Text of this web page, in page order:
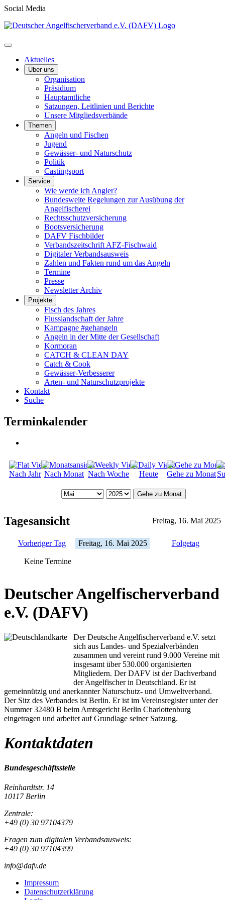
Social Media
Aktuelles
Über uns
Organisation
Präsidium
Hauptamtliche
Satzungen, Leitlinien und Berichte
Unsere Mitgliedsverbände
Themen
Angeln und Fischen
Jugend
Gewässer- und Naturschutz
Politik
Castingsport
Service
Wie werde ich Angler?
Bundesweite Regelungen zur Ausübung der
Angelfischerei
Rechtsschutzversicherung
Bootsversicherung
DAFV Fischbilder
Verbandszeitschrift AFZ-Fischwaid
Digitaler Verbandsausweis
Zahlen und Fakten rund um das Angeln
Termine
Presse
Newsletter Archiv
Projekte
Fisch des Jahres
Flusslandschaft der Jahre
Kampagne #gehangeln
Angeln in der Mitte der Gesellschaft
Kormoran
CATCH & CLEAN DAY
Catch & Cook
Gewässer-Verbesserer
Arten- und Naturschutzprojekte
Kontakt
Suche
Terminkalender
Nach Jahr Nach Monat Nach Woche Heute Gehe zu Monat
Gehe zu Monat
Tagesansicht Freitag, 16. Mai 2025
Vorheriger Tag Freitag, 16. Mai 2025 Folgetag
Keine Termine
Deutscher Angelfischerverband
e.V. (DAFV)
Der Deutsche Angelfischerverband e.V. setzt
sich aus Landes- und Spezialverbänden
zusammen und vereint rund 9.000 Vereine mit
insgesamt über 530.000 organisierten
Mitgliedern. Der DAFV ist der Dachverband
der Angelfischer in Deutschland. Er ist
gemeinnützig und anerkannter Naturschutz- und Umweltverband.
Der Sitz des Verbandes ist Berlin. Er ist im Vereinsregister unter der
Nummer 32480 B beim Amtsgericht Berlin Charlottenburg
eingetragen und arbeitet auf Grundlage seiner Satzung.
Kontaktdaten
Bundesgeschäftsstelle
Reinhardtstr. 14
10117 Berlin
Zentrale:
+49 (0) 30 97104379
Fragen zum digitalen Verbandsausweis:
+49 (0) 30 97104399
info@dafv.de
Impressum
Datenschutzerklärung